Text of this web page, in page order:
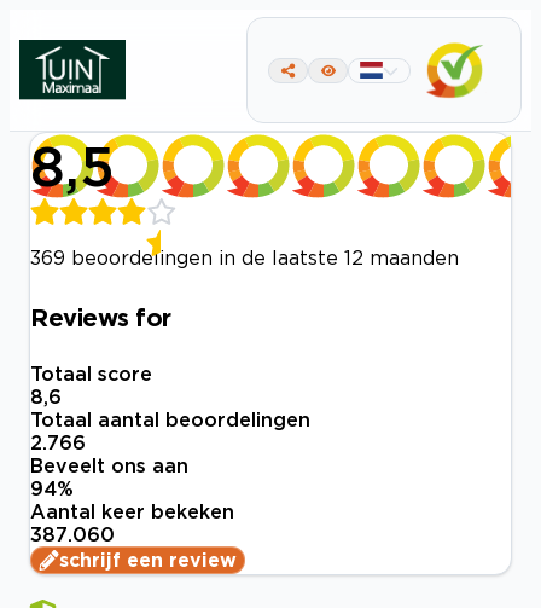
8,5
369 beoordelingen in de laatste 12 maanden
Reviews for
Totaal score
8,6
Totaal aantal beoordelingen
2.766
Beveelt ons aan
94%
Aantal keer bekeken
387.060
schrijf een review